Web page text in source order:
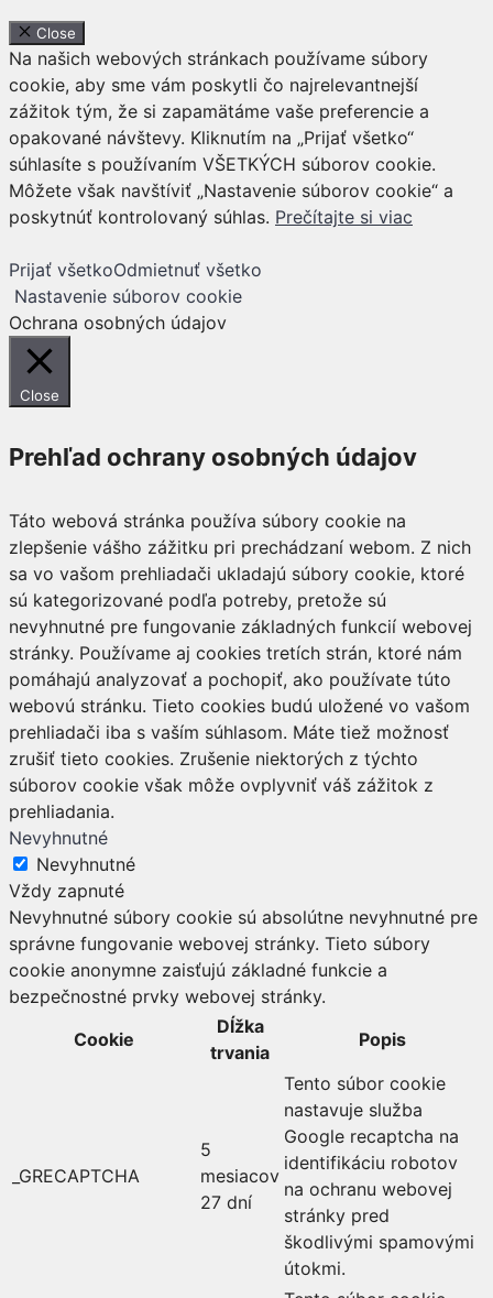
Close
Na našich webových stránkach používame súbory
cookie, aby sme vám poskytli čo najrelevantnejší
zážitok tým, že si zapamätáme vaše preferencie a
opakované návštevy. Kliknutím na „Prijať všetko“
súhlasíte s používaním VŠETKÝCH súborov cookie.
Môžete však navštíviť „Nastavenie súborov cookie“ a
poskytnúť kontrolovaný súhlas. Prečítajte si viac
Prijať všetkoOdmietnuť všetko
Nastavenie súborov cookie
Ochrana osobných údajov
Close
Prehľad ochrany osobných údajov
Táto webová stránka používa súbory cookie na
zlepšenie vášho zážitku pri prechádzaní webom. Z nich
sa vo vašom prehliadači ukladajú súbory cookie, ktoré
sú kategorizované podľa potreby, pretože sú
nevyhnutné pre fungovanie základných funkcií webovej
stránky. Používame aj cookies tretích strán, ktoré nám
pomáhajú analyzovať a pochopiť, ako používate túto
webovú stránku. Tieto cookies budú uložené vo vašom
prehliadači iba s vaším súhlasom. Máte tiež možnosť
zrušiť tieto cookies. Zrušenie niektorých z týchto
súborov cookie však môže ovplyvniť váš zážitok z
prehliadania.
Nevyhnutné
Nevyhnutné
Vždy zapnuté
Nevyhnutné súbory cookie sú absolútne nevyhnutné pre
správne fungovanie webovej stránky. Tieto súbory
cookie anonymne zaisťujú základné funkcie a
bezpečnostné prvky webovej stránky.
Cookie
Dĺžka
trvania
Popis
_GRECAPTCHA
5
mesiacov
27 dní
Tento súbor cookie
nastavuje služba
Google recaptcha na
identifikáciu robotov
na ochranu webovej
stránky pred
škodlivými spamovými
útokmi.